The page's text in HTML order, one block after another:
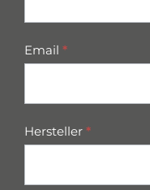
Email *
Hersteller *